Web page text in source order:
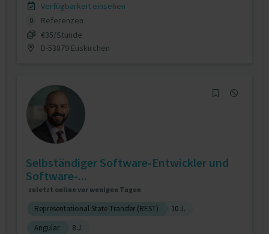
Verfügbarkeit einsehen
0
Referenzen
€35/Stunde
D-53879 Euskirchen
Selbständiger Software-Entwickler und
Software-...
zuletzt online vor wenigen Tagen
Representational State Transfer (REST)
10 J.
Angular
8 J.